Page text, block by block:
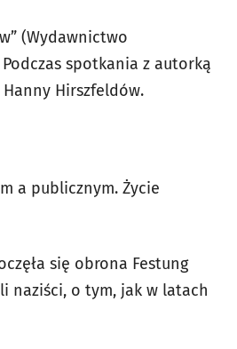
(Wydawnictwo
spotkania z autorką
Hirszfeldów.
a publicznym. Życie
się obrona Festung
naziści, o tym, jak w latach